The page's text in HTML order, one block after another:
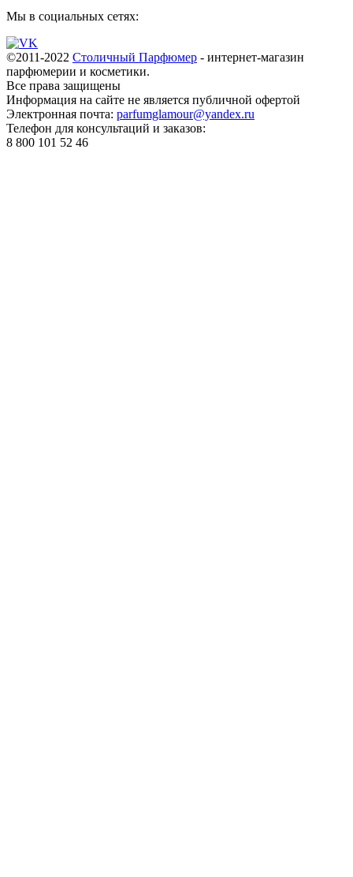
Мы в социальных сетях:
©2011-2022 Столичный Парфюмер - интернет-магазин
парфюмерии и косметики.
Все права защищены
Информация на сайте не является публичной офертой
Электронная почта: parfumglamour@yandex.ru
Телефон для консультаций и заказов:
8 800 101 52 46